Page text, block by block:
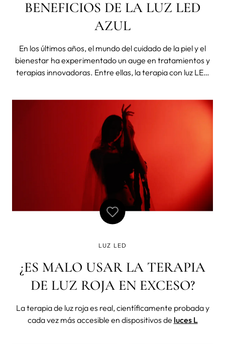
BENEFICIOS DE LA LUZ LED
AZUL
En los últimos años, el mundo del cuidado de la piel y el
bienestar ha experimentado un auge en tratamientos y
terapias innovadoras. Entre ellas, la terapia con luz LED
este enfoque no inv
LUZ LED
¿ES MALO USAR LA TERAPIA
DE LUZ ROJA EN EXCESO?
La terapia de luz roja es real, científicamente probada y
cada vez más accesible en dispositivos de luces L